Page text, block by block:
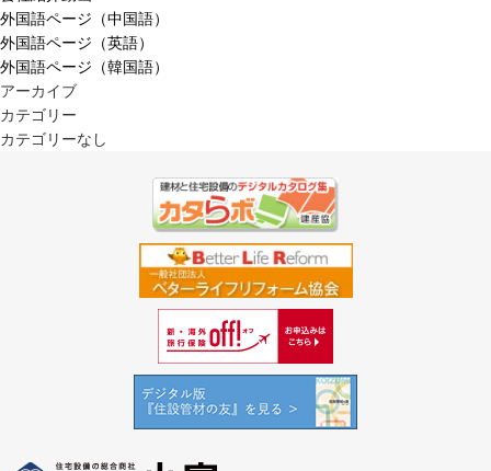
外国語ページ（中国語）
外国語ページ（英語）
外国語ページ（韓国語）
アーカイブ
カテゴリー
カテゴリーなし